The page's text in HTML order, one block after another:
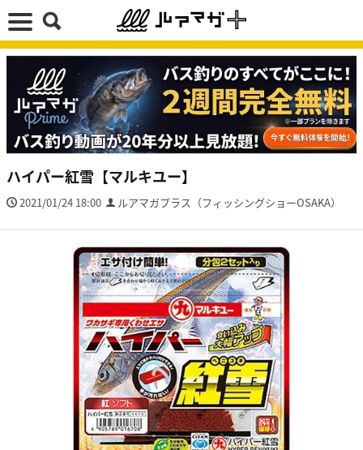
ハイパー紅雪【マルキユー】
2021/01/24 18:00 ルアマガプラス（フィッシングショーOSAKA）